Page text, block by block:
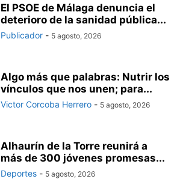
El PSOE de Málaga denuncia el
deterioro de la sanidad pública...
Publicador - 5 agosto, 2026
Algo más que palabras: Nutrir los
vínculos que nos unen; para...
Victor Corcoba Herrero - 5 agosto, 2026
Alhaurín de la Torre reunirá a
más de 300 jóvenes promesas...
Deportes - 5 agosto, 2026